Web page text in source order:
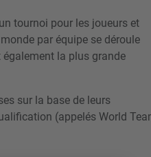
tournoi pour les joueurs et
par équipe se déroule
la plus grande
sur la base de leurs
(appelés World